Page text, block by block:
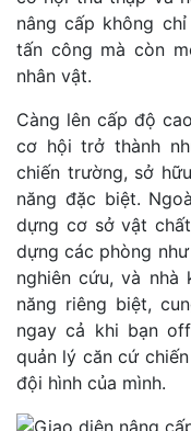
nâng cấp không
tấn công mà còn
nhân vật.
Càng lên cấp độ
cơ hội trở thành
chiến trường, sở
năng đặc biệt.
dựng cơ sở vật
dựng các phòng
nghiên cứu, và nhà
năng riêng biệt,
ngay cả khi bạn
quản lý căn cứ
đội hình của mình.